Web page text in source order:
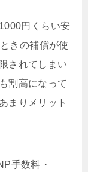
円くらい安
きの補償が使
されてしまい
割高になって
まりメリット
手数料・